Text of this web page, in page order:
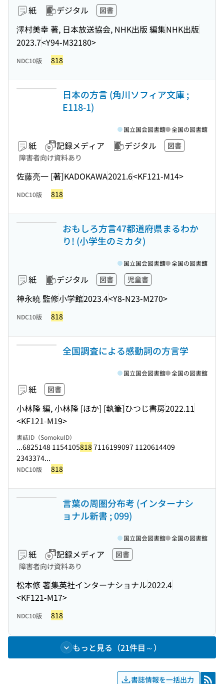
紙 デジタル 図書
澤村美幸 著, 日本放送協会, NHK出版 編集NHK出版
2023.7<Y94-M32180>
NDC10版 818
日本の方言 (角川ソフィア文庫 ;
E118-1)
紙 記録メディア デジタル
図書
障害者向け資料あり
佐藤亮一 [著]KADOKAWA2021.6<KF121-M14>
国立国会図書館 全国の図書館
NDC10版 818
おもしろ方言47都道府県まるわか
り! (小学生のミカタ)
紙 デジタル 図書 児童書
神永曉 監修小学館2023.4<Y8-N23-M270>
国立国会図書館 全国の図書館
NDC10版 818
全国調査による感動詞の方言学
紙 図書
小林隆 編, 小林隆 [ほか] [執筆]ひつじ書房2022.11
<KF121-M19>
国立国会図書館 全国の図書館
書誌ID（SomokuID）
...6825148 1154105818 7116199097 1120614409
2343374...
NDC10版 818
言葉の周圏分布考 (インターナシ
ョナル新書 ; 099)
紙 記録メディア
図書
障害者向け資料あり
松本修 著集英社インターナショナル2022.4
<KF121-M17>
国立国会図書館 全国の図書館
NDC10版 818
もっと見る（21件目～）
書誌情報を一括出力